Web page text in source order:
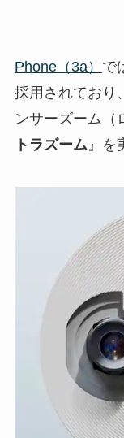
Phone（3a） で
採用されており
ンサーズーム（
トラズーム』を